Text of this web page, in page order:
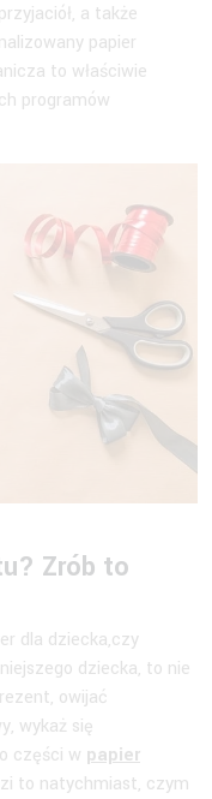
a także
papier
to właściwie
programów
Zrób to
dla dziecka,czy
dziecka, to nie
owijać
wykaż się
części w papier
to natychmiast, czym